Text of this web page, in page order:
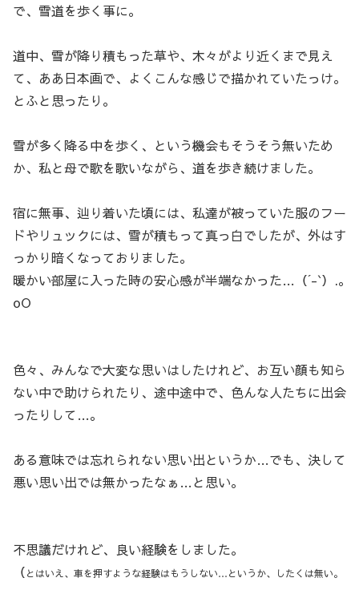
で、雪道を歩く事に。
道中、雪が降り積もった草や、木々がより近くまで見え
て、ああ日本画で、よくこんな感じで描かれていたっけ。
とふと思ったり。
雪が多く降る中を歩く、という機会もそうそう無いため
か、私と母で歌を歌いながら、道を歩き続けました。
宿に無事、辿り着いた頃には、私達が被っていた服のフー
ドやリュックには、雪が積もって真っ白でしたが、外はす
っかり暗くなっておりました。
暖かい部屋に入った時の安心感が半端なかった…（´-`）.｡
oO
色々、みんなで大変な思いはしたけれど、お互い顔も知ら
ない中で助けられたり、途中途中で、色んな人たちに出会
ったりして…。
ある意味では忘れられない思い出というか…でも、決して
悪い思い出では無かったなぁ…と思い。
不思議だけれど、良い経験をしました。
（とはいえ、車を押すような経験はもうしない…というか、したくは無い。